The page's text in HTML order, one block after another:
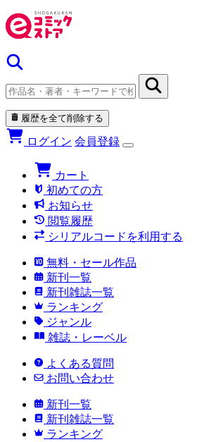
履歴を全て削除する
ログイン 会員登録
カート
初めての方
お知らせ
閲覧履歴
シリアルコードを利用する
無料・セール作品
新刊一覧
新刊雑誌一覧
ランキング
ジャンル
雑誌・レーベル
よくある質問
お問い合わせ
新刊一覧
新刊雑誌一覧
ランキング